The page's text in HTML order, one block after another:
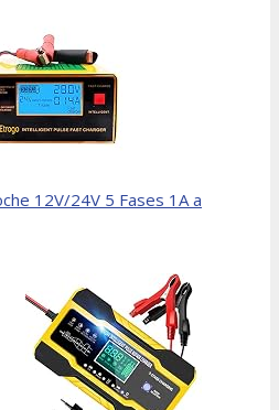
12V/24V 5 Fases 1A a